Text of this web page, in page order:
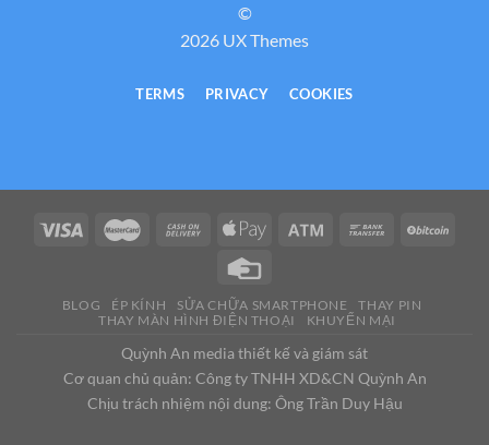
©
2026 UX Themes
TERMS PRIVACY COOKIES
BLOG ÉP KÍNH SỬA CHỮA SMARTPHONE
THAY PIN
THAY MÀN HÌNH ĐIỆN THOẠI
KHUYẾN MẠI
Quỳnh An media thiết kế và giám sát
Cơ quan chủ quản: Công ty TNHH XD&CN Quỳnh An
Chịu trách nhiệm nội dung: Ông Trần Duy Hậu